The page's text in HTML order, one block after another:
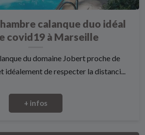
calanque duo idéal
covid19 à Marseille
du domaine Jobert proche de
idéalement de respecter la distanci...
+ infos